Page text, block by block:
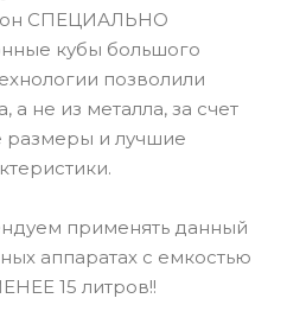
он СПЕЦИАЛЬНО
кубы большого
позволили
а не из металла, за счет
размеры и лучшие
применять данный
аппаратах с емкостью
15 литров!!